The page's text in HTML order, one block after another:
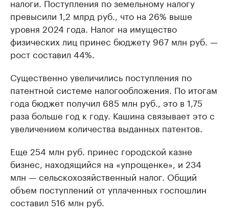
превысили 1,2 млрд руб., что на 26% выше
уровня 2024 года. Налог на имущество
физических лиц принес бюджету 967 млн руб. —
рост составил 44%.
Существенно увеличились поступления по
патентной системе налогообложения. По итогам
года бюджет получил 685 млн руб., это в 1,75
раза больше год к году. Кашина связывает это с
увеличением количества выданных патентов.
Еще 254 млн руб. принес городской казне
бизнес, находящийся на «упрощенке», и 234
млн — сельскохозяйственный налог. Общий
объем поступлений от уплаченных госпошлин
составил 516 млн руб.